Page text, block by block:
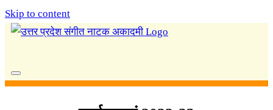
Skip to content